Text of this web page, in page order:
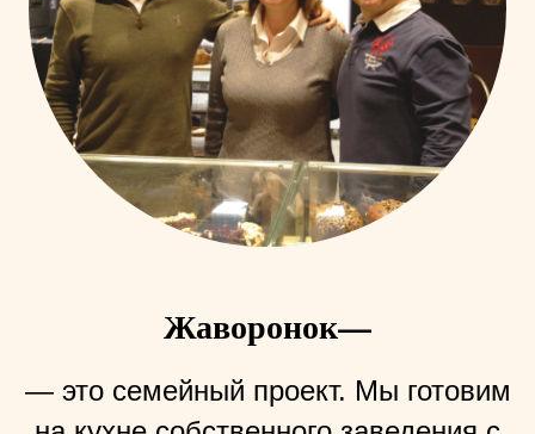
Жаворонок—
— это семейный проект. Мы готовим